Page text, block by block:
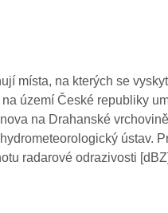
místa, na kterých se
území České republiky
na Drahanské
ústav.
radarové odrazivosti